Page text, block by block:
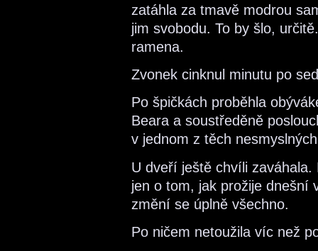
zatáhla za tmavě modrou
jim svobodu. To by šlo,
ramena.
Zvonek cinknul minutu po
Po špičkách proběhla
Beara a soustředěně
v jednom z těch
U dveří ještě chvíli
jen o tom, jak prožije dnešní
změní se úplně všechno.
Po ničem netoužila víc než